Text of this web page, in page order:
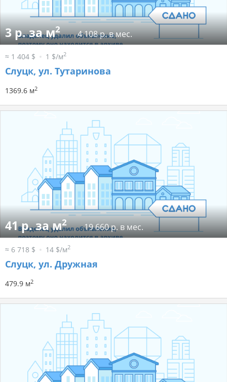
3 р. за м2 4 108 р. в мес.
≈ 1 404 $ 1 $/м2
Слуцк, ул. Тутаринова
1369.6 м2
41 р. за м2 19 660 р. в мес.
≈ 6 718 $ 14 $/м2
Слуцк, ул. Дружная
479.9 м2